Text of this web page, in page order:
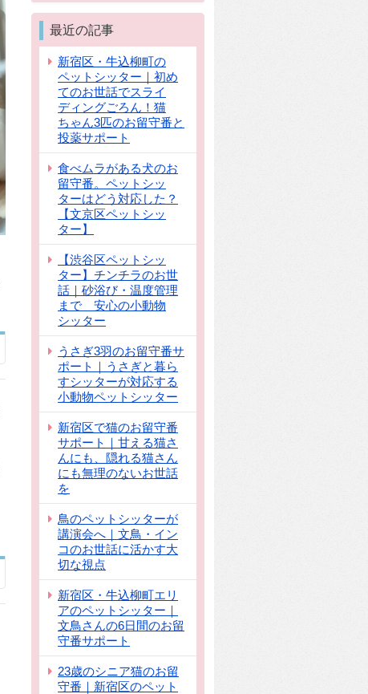
最近の記事
新宿区・牛込柳町の
ペットシッター｜初め
てのお世話でスライ
ディングごろん！猫
ちゃん3匹のお留守番と
投薬サポート
食べムラがある犬のお
留守番。ペットシッ
ターはどう対応した？
【文京区ペットシッ
ター】
【渋谷区ペットシッ
ター】チンチラのお世
話｜砂浴び・温度管理
まで 安心の小動物
シッター
うさぎ3羽のお留守番サ
ポート｜うさぎと暮ら
すシッターが対応する
小動物ペットシッター
新宿区で猫のお留守番
サポート｜甘える猫さ
んにも、隠れる猫さん
にも無理のないお世話
を
鳥のペットシッターが
講演会へ｜文鳥・イン
コのお世話に活かす大
切な視点
新宿区・牛込柳町エリ
アのペットシッター｜
文鳥さんの6日間のお留
守番サポート
23歳のシニア猫のお留
守番｜新宿区のペット